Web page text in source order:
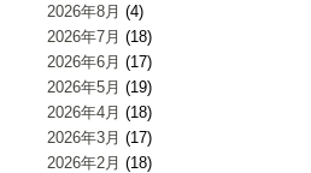
2026年8月 (4)
2026年7月 (18)
2026年6月 (17)
2026年5月 (19)
2026年4月 (18)
2026年3月 (17)
2026年2月 (18)